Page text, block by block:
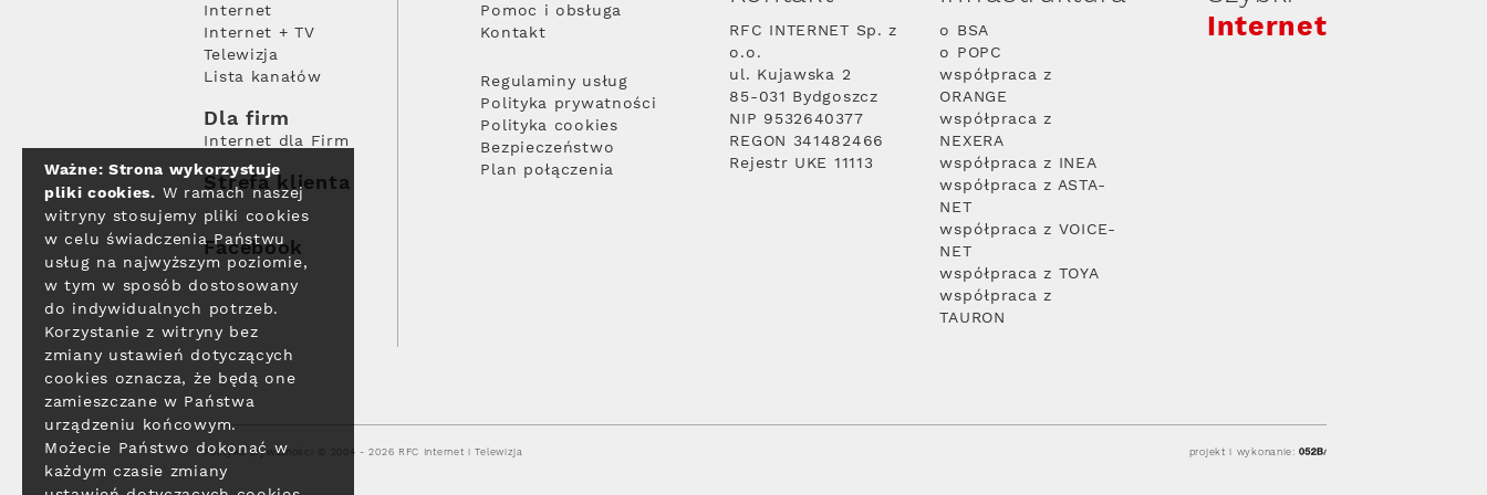
Internet
Internet + TV
Telewizja
Lista kanałów
Dla firm
Internet dla Firm
Strefa klienta
Facebook
Pomoc i obsługa
Kontakt
Regulaminy usług
Polityka prywatności
Polityka cookies
Bezpieczeństwo
Plan połączenia
RFC INTERNET Sp. z
o.o.
ul. Kujawska 2
85-031 Bydgoszcz
NIP 9532640377
REGON 341482466
Rejestr UKE 11113
o BSA
o POPC
współpraca z
ORANGE
współpraca z
NEXERA
współpraca z INEA
współpraca z ASTA-
NET
współpraca z VOICE-
NET
współpraca z TOYA
współpraca z
TAURON
Internet
Polityka prywatności © 2004 - 2026 RFC Internet i Telewizja projekt i wykonanie:
Ważne: Strona wykorzystuje
pliki cookies. W ramach naszej
witryny stosujemy pliki cookies
w celu świadczenia Państwu
usług na najwyższym poziomie,
w tym w sposób dostosowany
do indywidualnych potrzeb.
Korzystanie z witryny bez
zmiany ustawień dotyczących
cookies oznacza, że będą one
zamieszczane w Państwa
urządzeniu końcowym.
Możecie Państwo dokonać w
każdym czasie zmiany